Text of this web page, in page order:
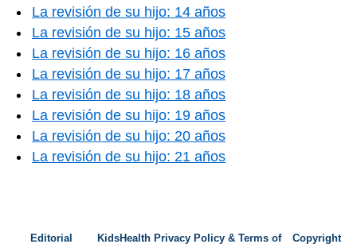
La revisión de su hijo: 14 años
La revisión de su hijo: 15 años
La revisión de su hijo: 16 años
La revisión de su hijo: 17 años
La revisión de su hijo: 18 años
La revisión de su hijo: 19 años
La revisión de su hijo: 20 años
La revisión de su hijo: 21 años
Editorial KidsHealth Privacy Policy & Terms of Copyright